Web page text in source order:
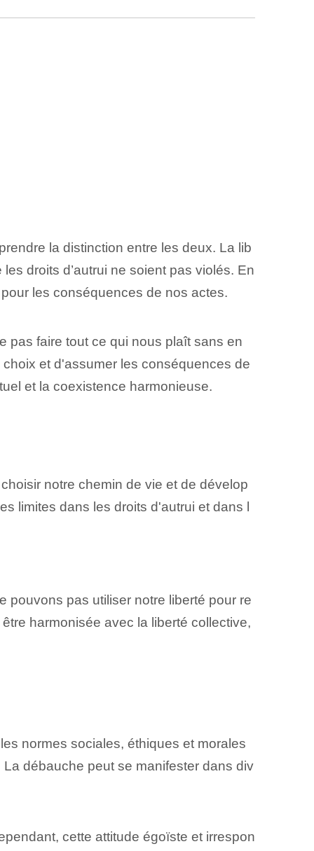
la distinction entre les deux. La lib
droits d’autrui ne soient pas violés. En
les conséquences de nos actes.
pas faire ⁣tout ce qui nous plaît⁣ sans en
et d'assumer les ⁤conséquences⁣ de
et la coexistence harmonieuse.
notre chemin de vie et de dévelop
limites dans les droits d'autrui et dans l
pouvons pas utiliser notre liberté pour re
harmonisée avec la liberté collective,
normes sociales, éthiques et morales
débauche peut se manifester dans div
cette attitude égoïste et irrespon